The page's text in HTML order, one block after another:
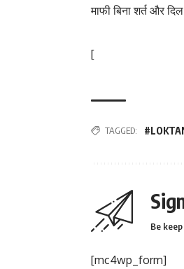
माफी बिना शर्त और
[
TAGGED:
Be
[mc4wp_form]